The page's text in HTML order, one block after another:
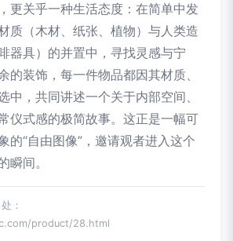
更关乎一种生活态度：在简单中发
质（木材、纸张、植物）与人类造
器具）的并置中，寻找灵感与宁
的装饰，每一件物品都因其材质、
中，共同讲述一个关于内部空间、
仪式感的极简故事。这正是一幅可
的“自由图像”，邀请观者进入这个
瞬间。
：
product/28.html